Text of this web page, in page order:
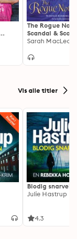
The Rogue Not
Scandal &
Book I
Sarah MacLean
Vis alle titler
Blodig snarvei
Julie Hastrup
4.3